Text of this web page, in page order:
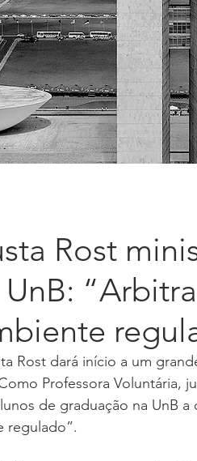
Rost
Rost dará início a um
Professora Voluntária,
de graduação na UnB
regulado”.